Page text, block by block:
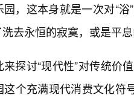
，这本身就是一次对“
去永恒的寂寞，或是平息
探讨“现代性”对传统价
个充满现代消费文化符